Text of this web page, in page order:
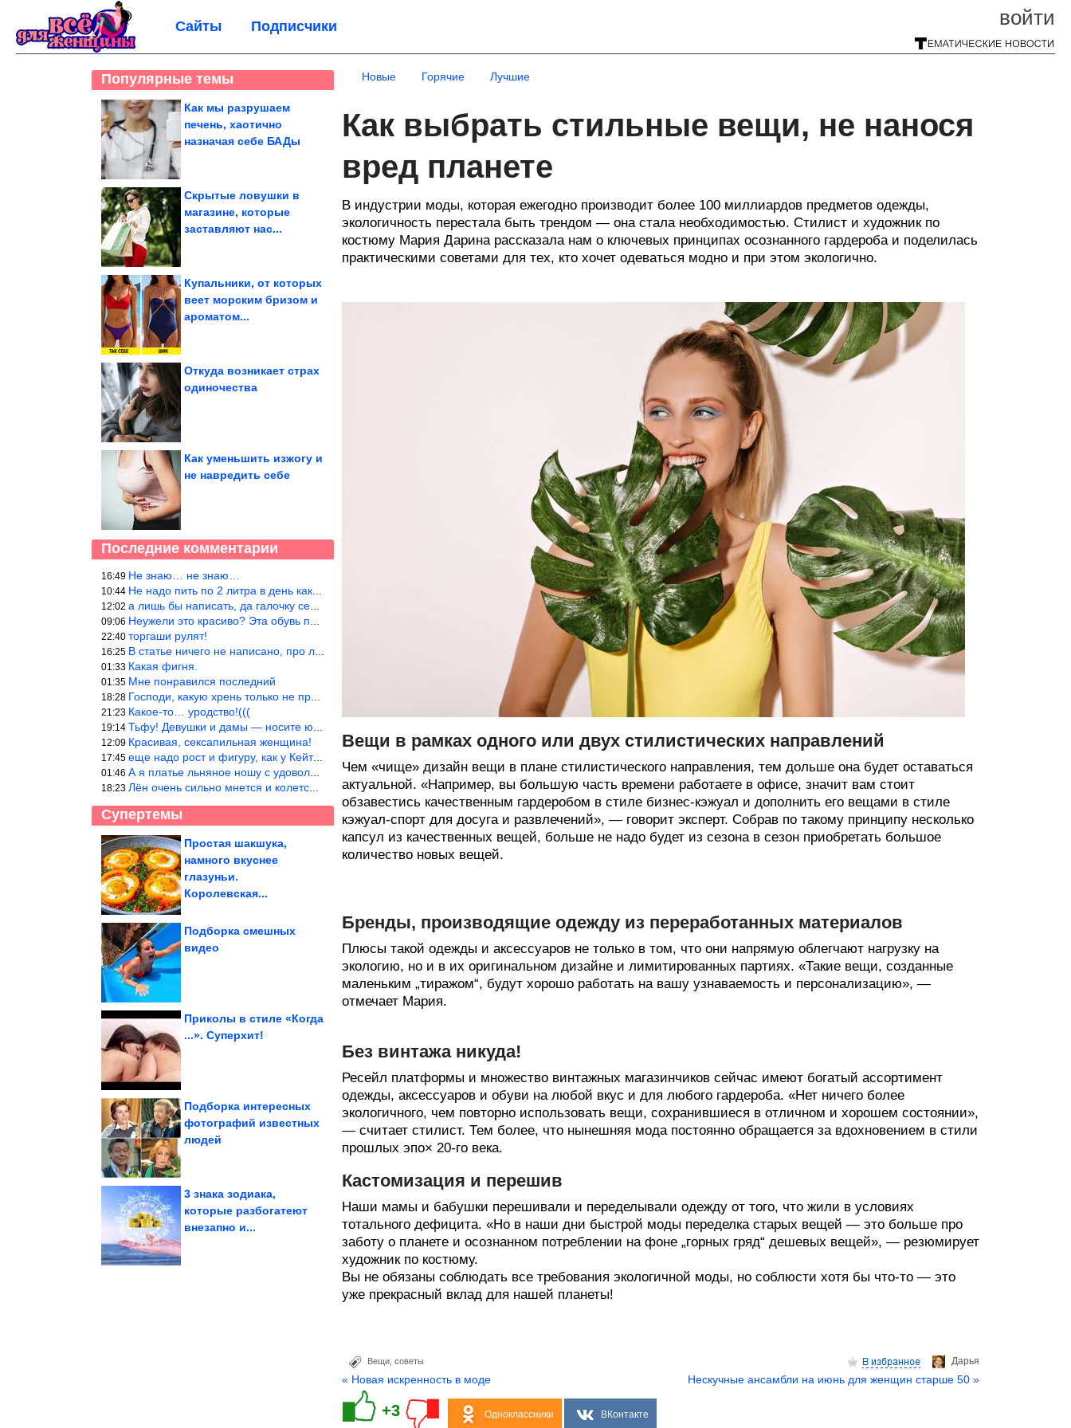
войти
Сайты Подписчики
Популярные темы
Как мы разрушаем
печень, хаотично
назначая себе БАДы
Скрытые ловушки в
магазине, которые
заставляют нас...
Купальники, от которых
веет морским бризом и
ароматом...
Откуда возникает страх
одиночества
Как уменьшить изжогу и
не навредить себе
Последние комментарии
16:49 Не знаю… не знаю…
10:44 Не надо пить по 2 литра в день как советуют, пейте только когда
12:02 а лишь бы написать, да галочку себе поставить: я написала статью
09:06 Неужели это красиво? Эта обувь похожа на копыто животного, не хв
22:40 торгаши рулят!
16:25 В статье ничего не написано, про ловушки при выкладывании товара
01:33 Какая фигня.
01:35 Мне понравился последний
18:28 Господи, какую хрень только не придумают, лишь бы бабла срубить!
21:23 Какое-то… уродство!(((
19:14 Тьфу! Девушки и дамы — носите юбки(пожалуйста), любые штаны на ж
12:09 Красивая, сексапильная женщина!
17:45 еще надо рост и фигуру, как у Кейт Мос в юности… тогда и стиль т
01:46 А я платье льняное ношу с удовольствием.Мнется как и все. Но это
18:23 Лён очень сильно мнется и колется. Был у меня костюм, юбка и жак
Супертемы
Немного жуткие вещи,
делает ваше...
Простая шакшука,
намного вкуснее
глазуньи.
Королевская...
Подборка смешных
видео
Приколы в стиле «Когда
...». Суперхит!
Именно так готовили в
Ковбойская...
Подборка интересных
фотографий известных
людей
психотерапевта, если
3 знака зодиака,
которые разбогатеют
внезапно и...
Новые Горячие Лучшие
Как выбрать стильные вещи, не нанося
вред планете
В индустрии моды, которая ежегодно производит более 100 миллиардов предметов одежды,
экологичность перестала быть трендом — она стала необходимостью. Стилист и художник по
костюму Мария Дарина рассказала нам о ключевых принципах осознанного гардероба и поделилась
практическими советами для тех, кто хочет одеваться модно и при этом экологично.
Вещи в рамках одного или двух стилистических направлений
Чем «чище» дизайн вещи в плане стилистического направления, тем дольше она будет оставаться
актуальной. «Например, вы большую часть времени работаете в офисе, значит вам стоит
обзавестись качественным гардеробом в стиле бизнес-кэжуал и дополнить его вещами в стиле
кэжуал-спорт для досуга и развлечений», — говорит эксперт. Собрав по такому принципу несколько
капсул из качественных вещей, больше не надо будет из сезона в сезон приобретать большое
количество новых вещей.
Бренды, производящие одежду из переработанных материалов
Плюсы такой одежды и аксессуаров не только в том, что они напрямую облегчают нагрузку на
экологию, но и в их оригинальном дизайне и лимитированных партиях. «Такие вещи, созданные
маленьким „тиражом“, будут хорошо работать на вашу узнаваемость и персонализацию», —
отмечает Мария.
Без винтажа никуда!
Ресейл платформы и множество винтажных магазинчиков сейчас имеют богатый ассортимент
одежды, аксессуаров и обуви на любой вкус и для любого гардероба. «Нет ничего более
экологичного, чем повторно использовать вещи, сохранившиеся в отличном и хорошем состоянии»,
— считает стилист. Тем более, что нынешняя мода постоянно обращается за вдохновением в стили
прошлых эпо× 20-го века.
Кастомизация и перешив
Наши мамы и бабушки перешивали и переделывали одежду от того, что жили в условиях
тотального дефицита. «Но в наши дни быстрой моды переделка старых вещей — это больше про
заботу о планете и осознанном потреблении на фоне „горных гряд“ дешевых вещей», — резюмирует
художник по костюму.
Вы не обязаны соблюдать все требования экологичной моды, но соблюсти хотя бы что-то — это
уже прекрасный вклад для нашей планеты!
Дарья
Вещи советы
« Новая искренность в моде Нескучные ансамбли на июнь для женщин старше 50 »
+3 Одноклассники ВКонтакте